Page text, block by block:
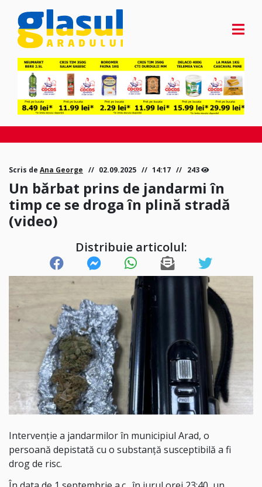
Scris de Ana George 02.09.2025 14:17 243
Un bărbat prins de jandarmi în
timp ce se droga în plină stradă
(video)
Distribuie articolul:
Intervenție a jandarmilor în municipiul Arad, o
persoană depistată cu o substanță susceptibilă a fi
drog de risc.